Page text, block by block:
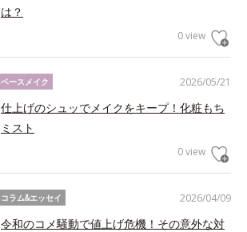
は？
0 view
2026/05/21
ベースメイク
仕上げのシュッでメイクをキープ！化粧もち
ミスト
0 view
2026/04/09
コラム&エッセイ
令和のコメ騒動で値上げ危機！その意外な対